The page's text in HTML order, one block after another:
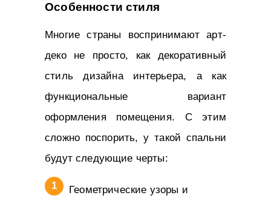
Особенности стиля
Многие страны воспринимают арт-
деко не просто, как декоративный
стиль дизайна интерьера, а как
функциональные вариант
оформления помещения. С этим
сложно поспорить, у такой спальни
будут следующие черты:
Геометрические узоры и